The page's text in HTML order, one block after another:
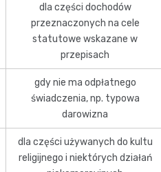
dla części dochodów
przeznaczonych na cele
statutowe wskazane w
przepisach
gdy nie ma odpłatnego
świadczenia, np. typowa
darowizna
dla części używanych do kultu
religijnego i niektórych działań